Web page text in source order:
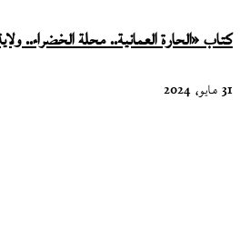
كتاب «الحارة العمانية.. محلة الخضراء..
31 مايو، 2024